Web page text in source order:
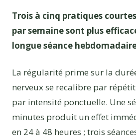
Trois à cinq pratiques
par semaine sont plus
longue séance
La régularité prime sur la
nerveux se recalibre par
par intensité ponctuelle. Une
minutes produit un effet
en 24 à 48 heures ; trois